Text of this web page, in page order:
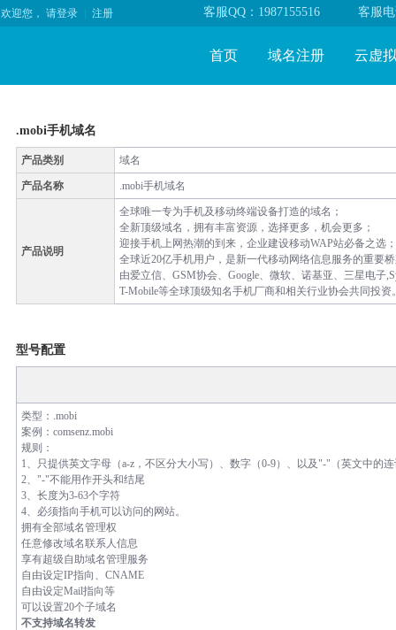
欢迎您， 请登录 注册 客服QQ：1987155516 客服电
首页 域名注册 云虚
.mobi手机域名
产品类别 域名
产品名称 .mobi手机域名
产品说明
全球唯一专为手机及移动终端设备打造的域名；
全新顶级域名，拥有丰富资源，选择更多，机会更多；
迎接手机上网热潮的到来，企业建设移动WAP站必备之选；
全球近20亿手机用户，是新一代移动网络信息服务的重要
由爱立信、GSM协会、Google、微软、诺基亚、三星电子
T-Mobile等全球顶级知名手机厂商和相关行业协会共同投资
型号配置
类型：.mobi
案例：comsenz.mobi
规则：
1、只提供英文字母（a-z，不区分大小写）、数字（0-9）、以及"-"（英文中的
2、"-"不能用作开头和结尾
3、长度为3-63个字符
4、必须指向手机可以访问的网站。
拥有全部域名管理权
任意修改域名联系人信息
享有超级自助域名管理服务
自由设定IP指向、CNAME
自由设定Mail指向等
可以设置20个子域名
不支持域名转发